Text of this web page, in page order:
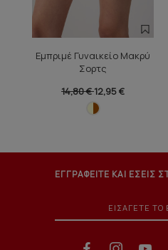
Εμπριμέ Γυναικείο Μακρύ
Σορτς
14,80 €12,95 €
ΕΓΓΡΑΦΕΙΤΕ ΚΑΙ ΕΣΕΙΣ